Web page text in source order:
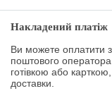
Накладений платіж
Ви можете оплатити
поштового
готівкою або
доставки.